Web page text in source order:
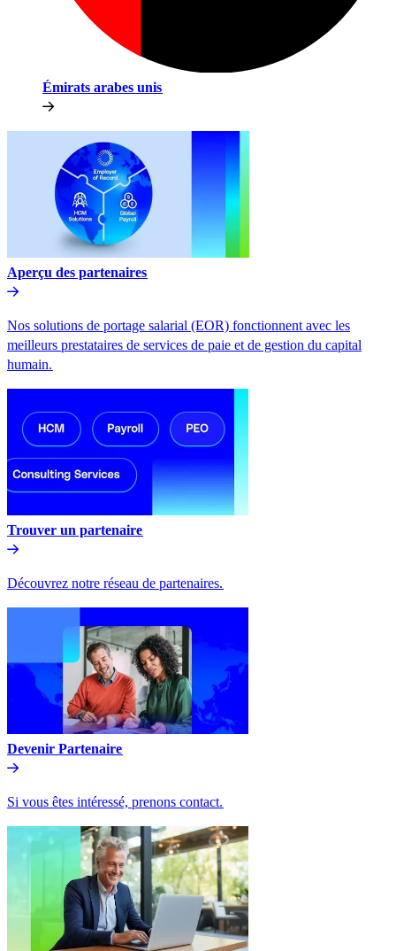
Émirats arabes unis​​
Aperçu des partenaires​​
Nos solutions de portage salarial (EOR) fonctionnent avec les
meilleurs prestataires de services de paie et de gestion du capital
humain.​​
Trouver un partenaire​​
Découvrez notre réseau de partenaires.​​
Devenir Partenaire​​
Si vous êtes intéressé, prenons contact.​​